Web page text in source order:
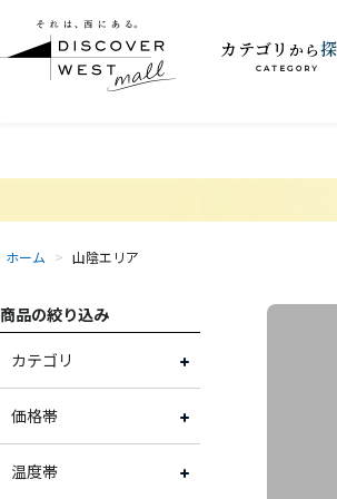
カテゴリ から
CATEGORY
ホーム > 山陰エリア
商品の絞り込み
カテゴリ
お肉
お魚
価格帯
～2,000円
温度帯